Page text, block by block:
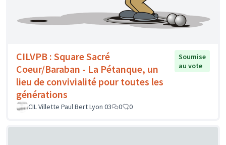
CILVPB : Square Sacré
Coeur/Baraban - La Pétanque, un
lieu de convivialité pour toutes les
générations
Soumise
au vote
CIL Villette Paul Bert Lyon 03 0 0